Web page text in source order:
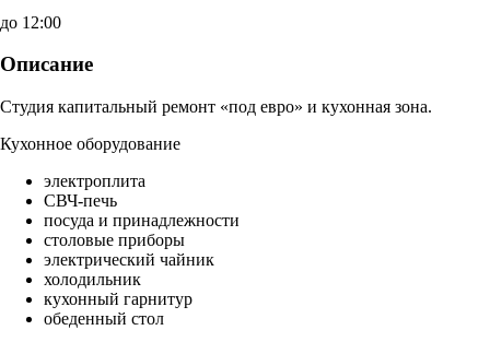
до 12:00
Описание
Студия капитальный ремонт «под евро» и кухонная зона.
Кухонное оборудование
электроплита
СВЧ-печь
посуда и принадлежности
столовые приборы
электрический чайник
холодильник
кухонный гарнитур
обеденный стол